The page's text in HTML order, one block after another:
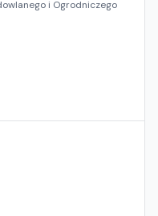
i Ogrodniczego